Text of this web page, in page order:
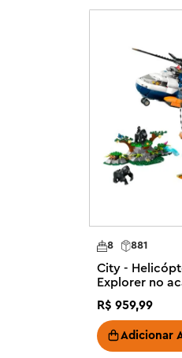
e personagens
da linha LEGO City para
para guindaste de
com o conjunto
meninas a partir de 9 anos
caixa? - Este brinquedo de
precisam para construir um
girar a cabine, estender
para brincadeiras de
para crianças a partir de
este conjunto LEGO® como
881
8
City -
Explorer no
R$ 959,99
Adicionar